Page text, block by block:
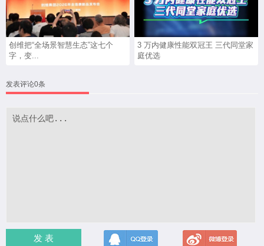
创维把“全场景智慧生态”这七个
字，变...
3 万内健康性能双冠王 三代同堂家
庭优选
发表评论0条
发 表